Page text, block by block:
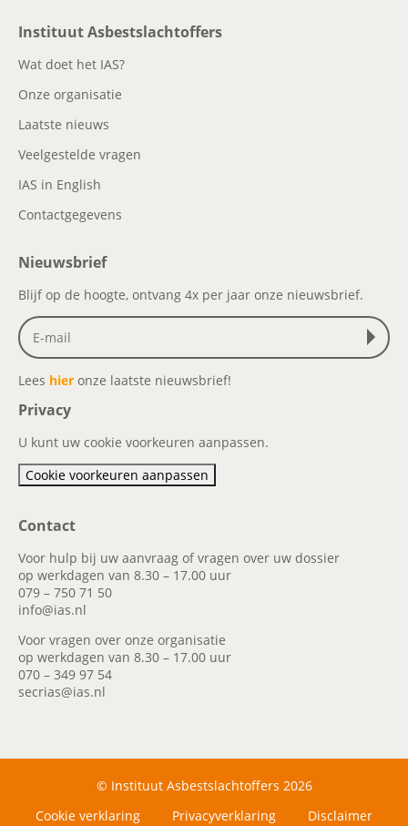
Instituut Asbestslachtoffers
Wat doet het IAS?
Onze organisatie
Laatste nieuws
Veelgestelde vragen
IAS in English
Contactgegevens
Nieuwsbrief
Blijf op de hoogte, ontvang 4x per jaar onze nieuwsbrief.
Lees hier onze laatste nieuwsbrief!
Privacy
U kunt uw cookie voorkeuren aanpassen.
Cookie voorkeuren aanpassen
Contact
Voor hulp bij uw aanvraag of vragen over uw dossier
op werkdagen van 8.30 – 17.00 uur
079 – 750 71 50
info@ias.nl
Voor vragen over onze organisatie
op werkdagen van 8.30 – 17.00 uur
070 – 349 97 54
secrias@ias.nl
© Instituut Asbestslachtoffers 2026
Cookie verklaring
Privacyverklaring Disclaimer